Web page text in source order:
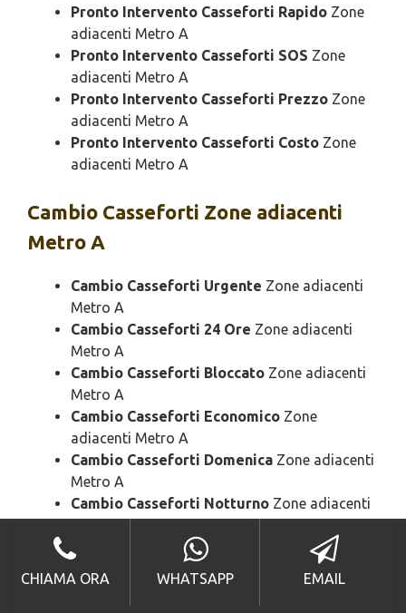
Pronto Intervento Casseforti Rapido Zone
adiacenti Metro A
Pronto Intervento Casseforti SOS Zone
adiacenti Metro A
Pronto Intervento Casseforti Prezzo Zone
adiacenti Metro A
Pronto Intervento Casseforti Costo Zone
adiacenti Metro A
Cambio Casseforti Zone adiacenti
Metro A
Cambio Casseforti Urgente Zone adiacenti
Metro A
Cambio Casseforti 24 Ore Zone adiacenti
Metro A
Cambio Casseforti Bloccato Zone adiacenti
Metro A
Cambio Casseforti Economico Zone
adiacenti Metro A
Cambio Casseforti Domenica Zone adiacenti
Metro A
Cambio Casseforti Notturno Zone adiacenti
Cambio Casseforti Rapido
Zone adiacenti
CHIAMA ORA WHATSAPP EMAIL